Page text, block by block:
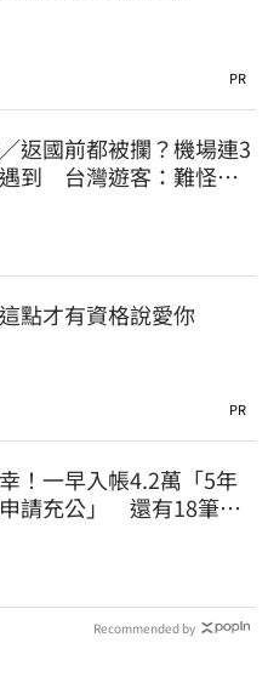
PR
返國前都被攔？機場連3
到 台灣遊客：難怪日
點才有資格說愛你
PR
！一早入帳4.2萬「5年
請充公」 還有18筆錢
Recommended by